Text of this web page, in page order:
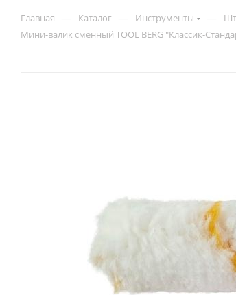
Главная — Каталог — Инструменты —
Мини-валик сменный TOOL BERG "Классик-